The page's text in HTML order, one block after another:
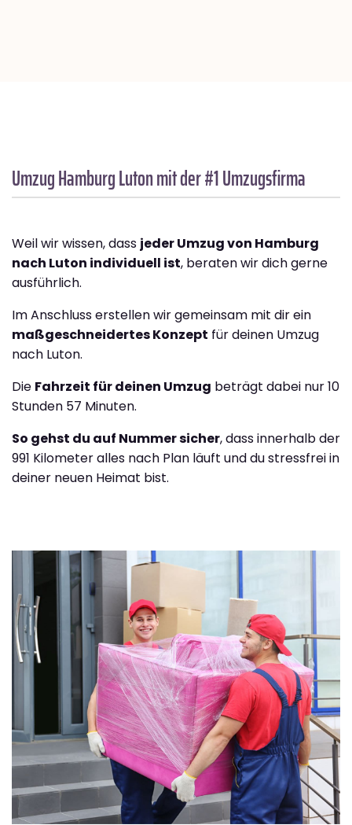
Umzug HamburgLutonmit der #1 Umzugsfirma
Weil wir wissen, dass jeder Umzug von Hamburg
nach Luton individuell ist, beraten wir dich gerne
ausführlich.
Im Anschluss erstellen wir gemeinsam mit dir ein
maßgeschneidertes Konzept für deinen Umzug
nach Luton.
Die Fahrzeit für deinen Umzug beträgt dabei nur 10
Stunden 57 Minuten.
So gehst du auf Nummer sicher, dass innerhalb der
991 Kilometer alles nach Plan läuft und du stressfrei in
deiner neuen Heimat bist.